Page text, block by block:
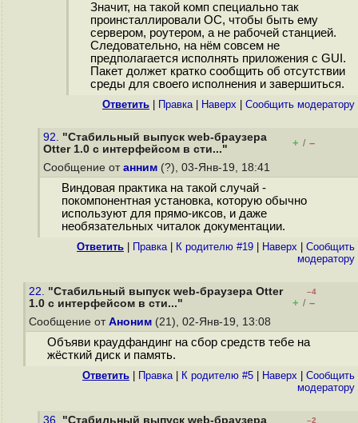
Значит, на такой комп специально так
проинсталлировали ОС, чтобы быть ему
сервером, роутером, а не рабочей станцией.
Следовательно, на нём совсем не
предполагается исполнять приложения с GUI.
Пакет должет кратко сообщить об отсутствии
среды для своего исполнения и завершиться.
Ответить Правка| Наверх Cообщить модератору
92. "Стабильный выпуск web-браузера
Otter 1.0 с интерфейсом в сти..."
+ / –
Сообщение от анним (?), 03-Янв-19, 18:41
Виндовая практика на такой случай -
покомпонентная установка, которую обычно
используют для прямо-иксов, и даже
необязательных читалок документации.
Ответить Правка| К родителю #19 Наверх
Cообщить
модератору
22. "Стабильный выпуск web-браузера Otter
1.0 с интерфейсом в сти..."
–4
+ / –
Сообщение от Аноним (21), 02-Янв-19, 13:08
Объяви краудфандинг на сбор средств тебе на
жёсткий диск и память.
Ответить Правка| К родителю #5 Наверх
Cообщить
модератору
36. "Стабильный выпуск web-браузера
–2